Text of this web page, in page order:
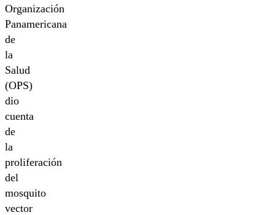
Organización
Panamericana
de
la
Salud
(OPS)
dio
cuenta
de
la
proliferación
del
mosquito
vector